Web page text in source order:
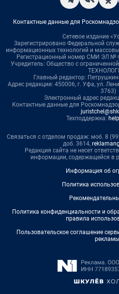
Контактные данные для
Сетевое издание
Зарегистрировано Федеральной
информационных технологий и
Регистрационный номер СМИ ЭЛ №
Учредитель: Общество с
Главный редактор:
Адрес редакции: 450006, г. Уфа, ул.
3763)
Электронный адрес
Контактные данные для
Техподдержка:
Связаться с отделом продаж: моб. 8
доб. 3614,
Редакция сайта не несет
информации, содержащейся в
Информация об
Политика
Политика конфиденциальности и
правила
Пользовательское соглашение